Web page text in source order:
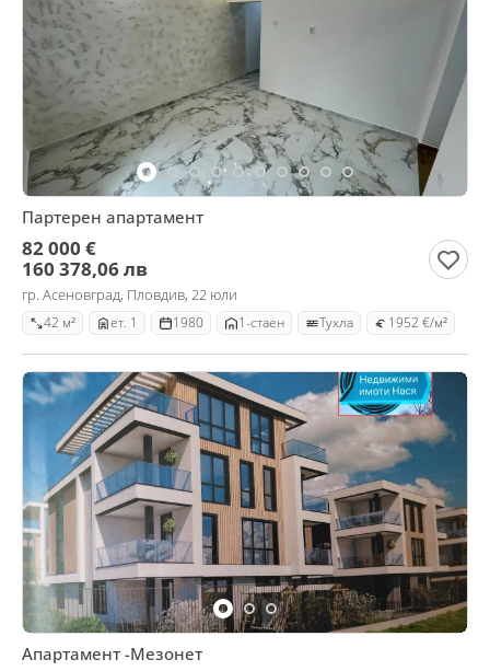
Партерен апартамент
82 000 €
160 378,06 лв
гр. Асеновград, Пловдив, 22 юли
42 м² ет. 1 1980 1-стаен Тухла 1952 €/м²
Апартамент -Мезонет